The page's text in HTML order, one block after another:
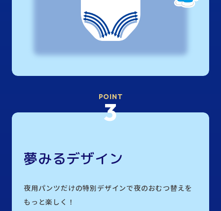
POINT
3
夢みるデザイン
夜用パンツだけの特別デザインで夜のおむつ替えを
もっと楽しく！